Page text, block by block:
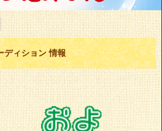
ディション 情報